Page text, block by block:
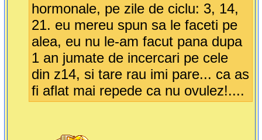
hormonale, pe zile de ciclu: 3, 14,
21. eu mereu spun sa le faceti pe
alea, eu nu le-am facut pana dupa
1 an jumate de incercari pe cele
din z14, si tare rau imi pare... ca as
fi aflat mai repede ca nu ovulez!....